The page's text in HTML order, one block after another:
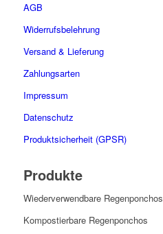
AGB
Widerrufsbelehrung
Versand & Lieferung
Zahlungsarten
Impressum
Datenschutz
Produktsicherheit (GPSR)
Produkte
Wiederverwendbare Regenponchos
Kompostierbare Regenponchos